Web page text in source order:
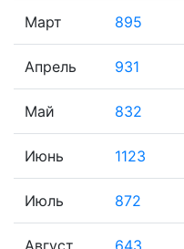
Март 895
Апрель 931
Май 832
Июнь 1123
Июль 872
Август 643